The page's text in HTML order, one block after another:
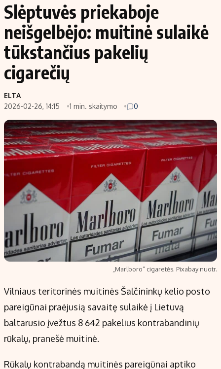
Slėptuvės priekaboje
neišgelbėjo: muitinė sulaikė
tūkstančius pakelių
cigarečių
ELTA
2026-02-26, 14:15
1 min. skaitymo 0
„Marlboro“ cigaretės. Pixabay nuotr.
Vilniaus teritorinės muitinės Šalčininkų kelio posto
pareigūnai praėjusią savaitę sulaikė į Lietuvą
baltarusio įvežtus 8 642 pakelius kontrabandinių
rūkalų, pranešė muitinė.
Rūkalų kontrabandą muitinės pareigūnai aptiko